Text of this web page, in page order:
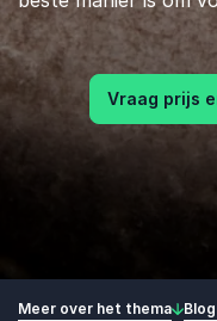
Vraag prijs
Meer over het thema